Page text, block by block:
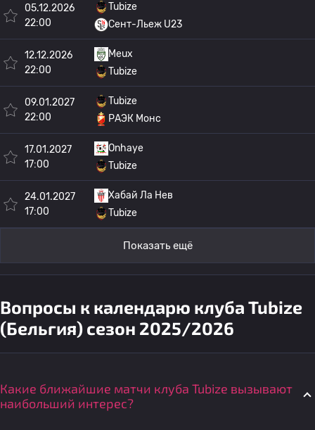
05.12.2026
22:00
Tubize
Сент-Льеж U23
12.12.2026
22:00
Meux
Tubize
09.01.2027
22:00
Tubize
РАЭК Монс
17.01.2027
17:00
Onhaye
Tubize
24.01.2027
17:00
Хабай Ла Нев
Tubize
Показать ещё
Вопросы к календарю клуба Tubize
(Бельгия) сезон 2025/2026
Какие ближайшие матчи клуба Tubize вызывают
наибольший интерес?